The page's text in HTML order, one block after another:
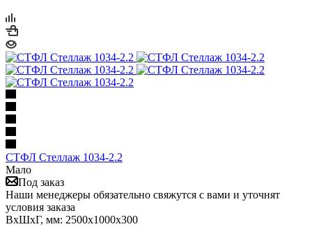
СТФЛ Стеллаж 1034-2.2
Мало
Под заказ
Наши менеджеры обязательно свяжутся с вами и уточнят
условия заказа
ВхШхГ, мм: 2500x1000x300